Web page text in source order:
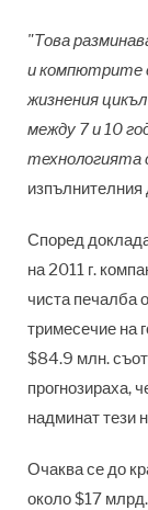
"Това
и компютрите
жизнения
между 7 и 10
технологията
Според
на 2011 г.
чиста печалба
тримесечие на
$84.9 млн.
прогнозираха,
надминат тези
Очаква се до
около $17